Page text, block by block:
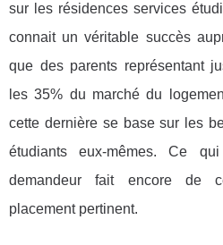
sur les résidences services
connait un véritable succès
que des parents représentant
les 35% du marché du
cette dernière se base sur les
étudiants eux-mêmes. Ce
demandeur fait encore de
placement pertinent.